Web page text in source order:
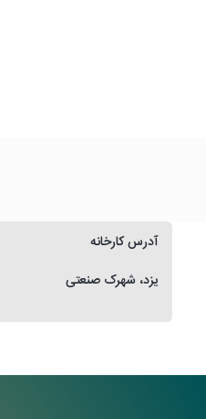
آدرس کارخانه
یزد، شهرک صنعتی